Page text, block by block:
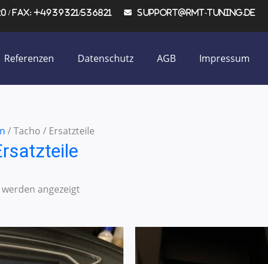
/ Fax: +4939321/536821 support@rmt-tuning.de
Referenzen Datenschutz AGB Impressum
/ Tacho / Ersatzteile
angezeigt